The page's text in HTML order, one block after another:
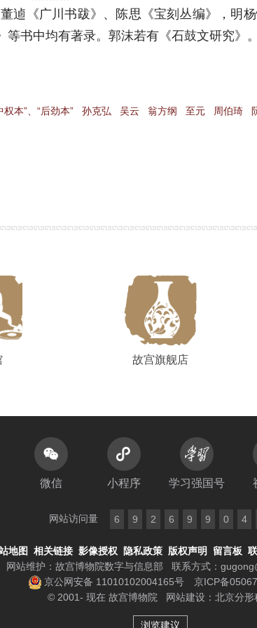
董逌《广川书跋》、陈思《宝刻丛编》，明
书中均有著录。郭沫若有《石鼓文研究》。
权本”、“后劲本” 孙克弘 吴云 翁方纲 至元 周伯琦
故宫旗舰店
微信 小程序 学习强国号
网站访问量 6 9 2 6 9 9 0 4
地图 相关链接 影像授权 隐私政策 版权声明 留言板
网站维护：故宫博物院数字与信息部
联系方式：
京公网安备 11010102004165号
京ICP备
© 2001- 现在 故宫博物院
网站建设 ： 北京分形
浏览建议